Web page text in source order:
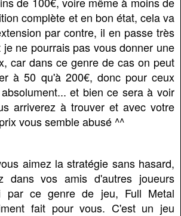
complète et en bon état, cela va
par contre, il en passe très
ne pourrais pas vous donner une
car dans ce genre de cas on peut
à 50 qu'à 200€, donc pour ceux
et bien ce sera à voir
arriverez à trouver et avec votre
vous semble abusé ^^
aimez la stratégie sans hasard,
dans vos amis d'autres joueurs
par ce genre de jeu, Full Metal
fait pour vous. C'est un jeu